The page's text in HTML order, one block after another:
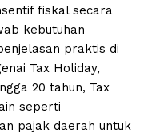
fiskal secara
kebutuhan
praktis di
Tax Holiday,
20 tahun, Tax
seperti
pajak daerah untuk